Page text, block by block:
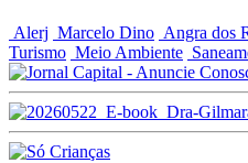
Alerj Marcelo Dino Angra dos
Turismo Meio Ambiente